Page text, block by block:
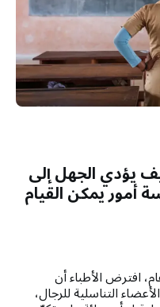
يؤدي الجهل إلى
أمور يمكن القيام
افترض الأطباء أن
التناسلية للرجال،